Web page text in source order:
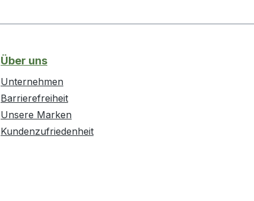
Über uns
Unternehmen
Barrierefreiheit
Unsere Marken
Kundenzufriedenheit